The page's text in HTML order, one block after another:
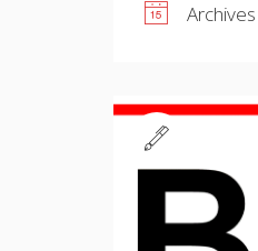
Archives
Standard